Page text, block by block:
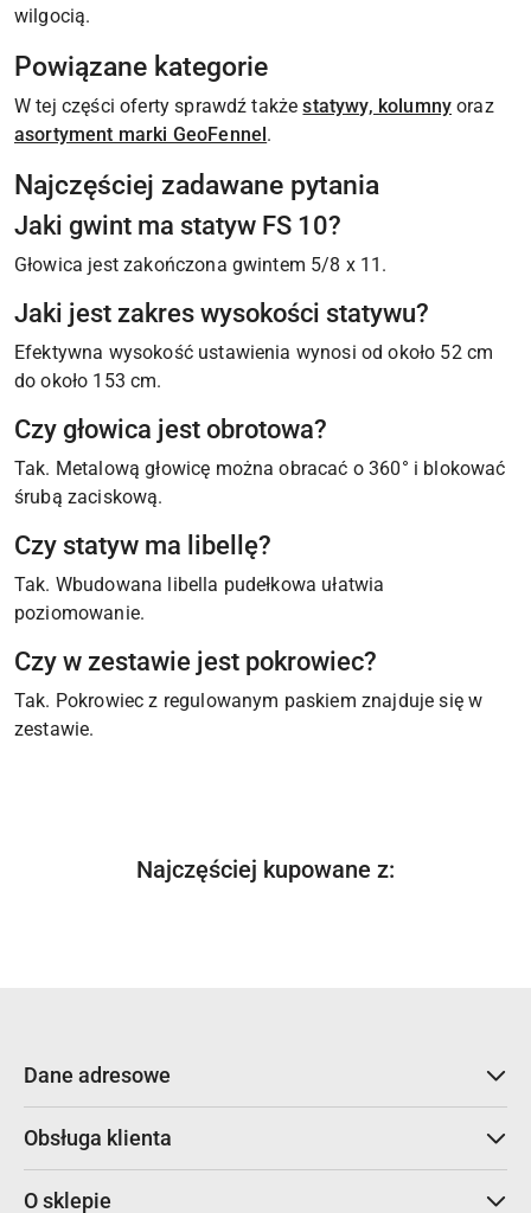
wilgocią.
Powiązane kategorie
W tej części oferty sprawdź takżestatywy, kolumny oraz
asortyment marki GeoFennel.
Najczęściej zadawane pytania
Jaki gwint ma statyw FS 10?
Głowica jest zakończona gwintem 5/8 x 11.
Jaki jest zakres wysokości statywu?
Efektywna wysokość ustawienia wynosi od około 52 cm
do około 153 cm.
Czy głowica jest obrotowa?
Tak. Metalową głowicę można obracać o 360° i blokować
śrubą zaciskową.
Czy statyw ma libellę?
Tak. Wbudowana libella pudełkowa ułatwia
poziomowanie.
Czy w zestawie jest pokrowiec?
Tak. Pokrowiec z regulowanym paskiem znajduje się w
zestawie.
Pomiń karuzelę produktów
Produkty
Najczęściej kupowane z:
Dane adresowe
Obsługa klienta
O sklepie